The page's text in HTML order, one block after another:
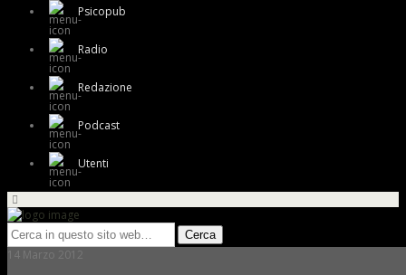
Psicopub
Radio
Redazione
Podcast
Utenti
14 Marzo 2012